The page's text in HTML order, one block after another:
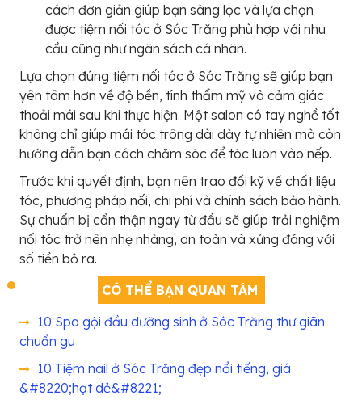
cách đơn giản giúp bạn sàng lọc và lựa chọn
được tiệm nối tóc ở Sóc Trăng phù hợp với nhu
cầu cũng như ngân sách cá nhân.
Lựa chọn đúng tiệm nối tóc ở Sóc Trăng sẽ giúp bạn
yên tâm hơn về độ bền, tính thẩm mỹ và cảm giác
thoải mái sau khi thực hiện. Một salon có tay nghề tốt
không chỉ giúp mái tóc trông dài dày tự nhiên mà còn
hướng dẫn bạn cách chăm sóc để tóc luôn vào nếp.
Trước khi quyết định, bạn nên trao đổi kỹ về chất liệu
tóc, phương pháp nối, chi phí và chính sách bảo hành.
Sự chuẩn bị cẩn thận ngay từ đầu sẽ giúp trải nghiệm
nối tóc trở nên nhẹ nhàng, an toàn và xứng đáng với
số tiền bỏ ra.
CÓ THỂ BẠN QUAN TÂM
10 Spa gội đầu dưỡng sinh ở Sóc Trăng thư giãn
chuẩn gu
10 Tiệm nail ở Sóc Trăng đẹp nổi tiếng, giá
&#8220;hạt dẻ&#8221;